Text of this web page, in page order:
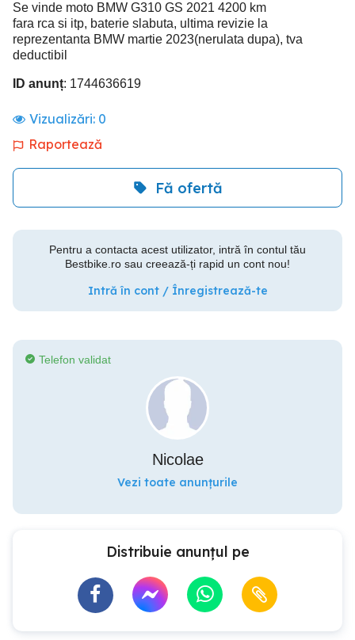
Se vinde moto BMW G310 GS 2021 4200 km
fara rca si itp, baterie slabuta, ultima revizie la
reprezentanta BMW martie 2023(nerulata dupa), tva
deductibil
ID anunț: 1744636619
Vizualizări: 0
Raportează
Fă ofertă
Pentru a contacta acest utilizator, intră în contul tău
Bestbike.ro sau creează-ți rapid un cont nou!
Intră în cont / Înregistrează-te
Telefon validat
Nicolae
Vezi toate anunțurile
Distribuie anunțul pe